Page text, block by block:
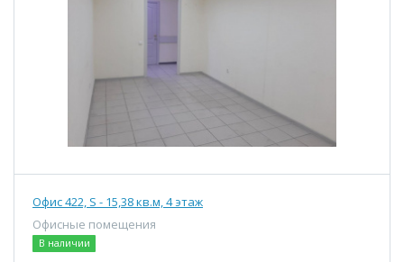
Офис 422, S - 15,38 кв.м, 4 этаж
Офисные помещения
В наличии